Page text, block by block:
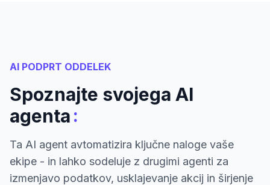
AI PODPRT ODDELEK
Spoznajte svojega AI
agenta:
Ta AI agent avtomatizira ključne naloge vaše
ekipe - in lahko sodeluje z drugimi agenti za
izmenjavo podatkov, usklajevanje akcij in širjenje